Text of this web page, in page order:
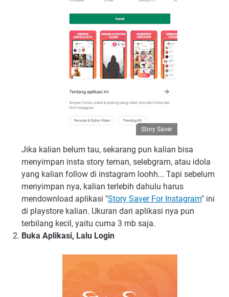
Story Saver
Jika kalian belum tau, sekarang pun kalian bisa
menyimpan insta story teman, selebgram, atau idola
yang kalian follow di instagram loohh... Tapi sebelum
menyimpan nya, kalian terlebih dahulu harus
mendownload aplikasi "Story Saver For Instagram" ini
di playstore kalian. Ukuran dari aplikasi nya pun
terbilang kecil, yaitu cuma 3 mb saja.
Buka Aplikasi, Lalu Login